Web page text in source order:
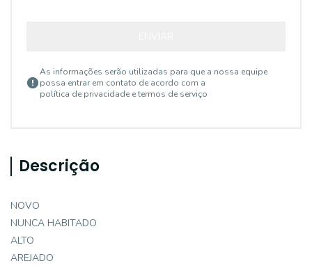
As informações serão utilizadas para que a nossa equipe
possa entrar em contato de acordo com a
política de privacidade e termos de serviço
Descrição
NOVO
NUNCA HABITADO
ALTO
AREJADO